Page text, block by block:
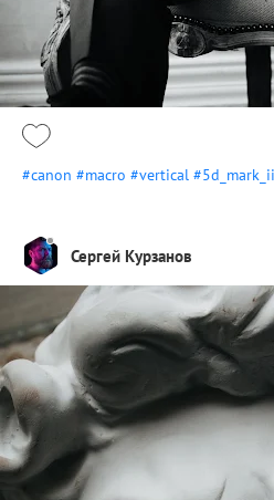
#canon #macro #vertical #5d_mark_ii
Сергей Курзанов